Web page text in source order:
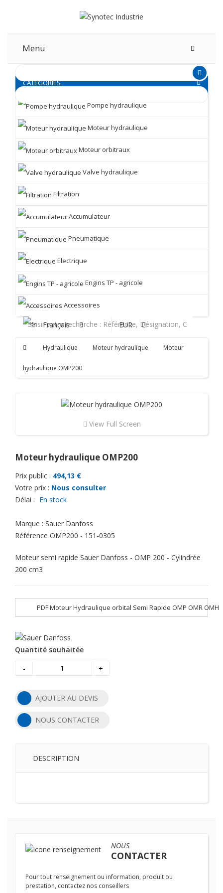
Menu
CATEGORIES
Pompe hydraulique
Moteur hydraulique
Moteur orbitraux
Valve hydraulique
Filtration
Accumulateur
Pneumatique
Electrique
Engins TP - agricole
Accessoires
Français EUR
Hydraulique Moteur hydraulique Moteur
hydraulique OMP200
View Full Screen
Moteur hydraulique OMP200
Prix public : 494,13 €
Votre prix : Nous consulter
Délai : En stock
Marque : Sauer Danfoss
Référence OMP200 - 151-0305
Moteur semi rapide Sauer Danfoss - OMP 200 - Cylindrée
200 cm3
PDF Moteur Hydraulique orbital Semi Rapide OMP OMR OMH
Quantité souhaitée
-
+
AJOUTER AU DEVIS
NOUS CONTACTER
DESCRIPTION
NOUS
CONTACTER
Pour tout renseignement ou information, produit ou
prestation, contactez nos conseillers